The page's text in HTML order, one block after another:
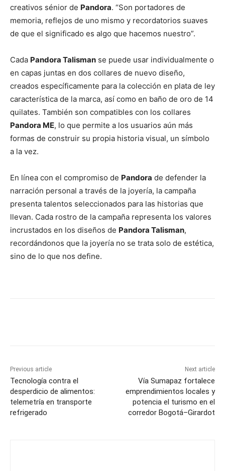
creativos sénior de Pandora. “Son portadores de
memoria, reflejos de uno mismo y recordatorios suaves
de que el significado es algo que hacemos nuestro”.
Cada Pandora Talisman se puede usar individualmente o
en capas juntas en dos collares de nuevo diseño,
creados específicamente para la colección en plata de ley
característica de la marca, así como en baño de oro de 14
quilates. También son compatibles con los collares
Pandora ME, lo que permite a los usuarios aún más
formas de construir su propia historia visual, un símbolo
a la vez.
En línea con el compromiso de Pandora de defender la
narración personal a través de la joyería, la campaña
presenta talentos seleccionados para las historias que
llevan. Cada rostro de la campaña representa los valores
incrustados en los diseños de Pandora Talisman,
recordándonos que la joyería no se trata solo de estética,
sino de lo que nos define.
Previous article
Tecnología contra el
desperdicio de alimentos:
telemetría en transporte
refrigerado
Next article
Vía Sumapaz fortalece
emprendimientos locales y
potencia el turismo en el
corredor Bogotá–Girardot